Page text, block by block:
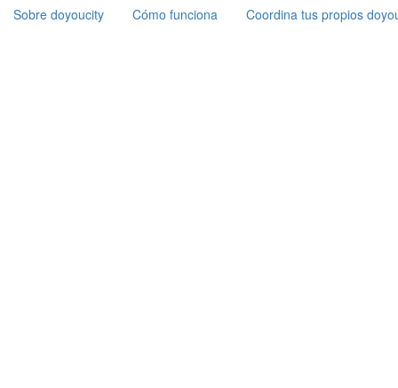
Sobre doyoucity Cómo funciona Coordina tus propios